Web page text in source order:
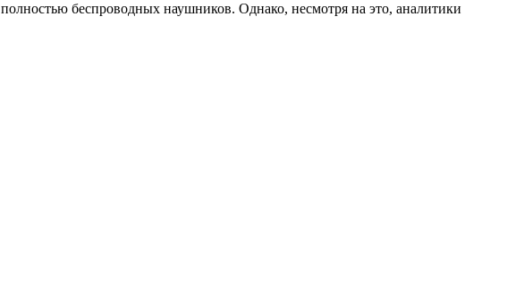
беспроводных наушников. Однако, несмотря на это, аналитики